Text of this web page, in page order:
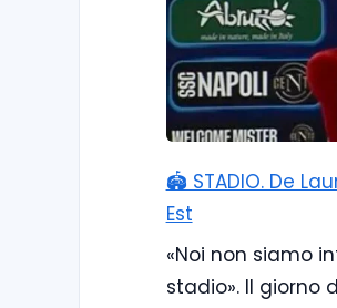
🏟️ STADIO. De
Est
«Noi non siamo
stadio». Il giorno